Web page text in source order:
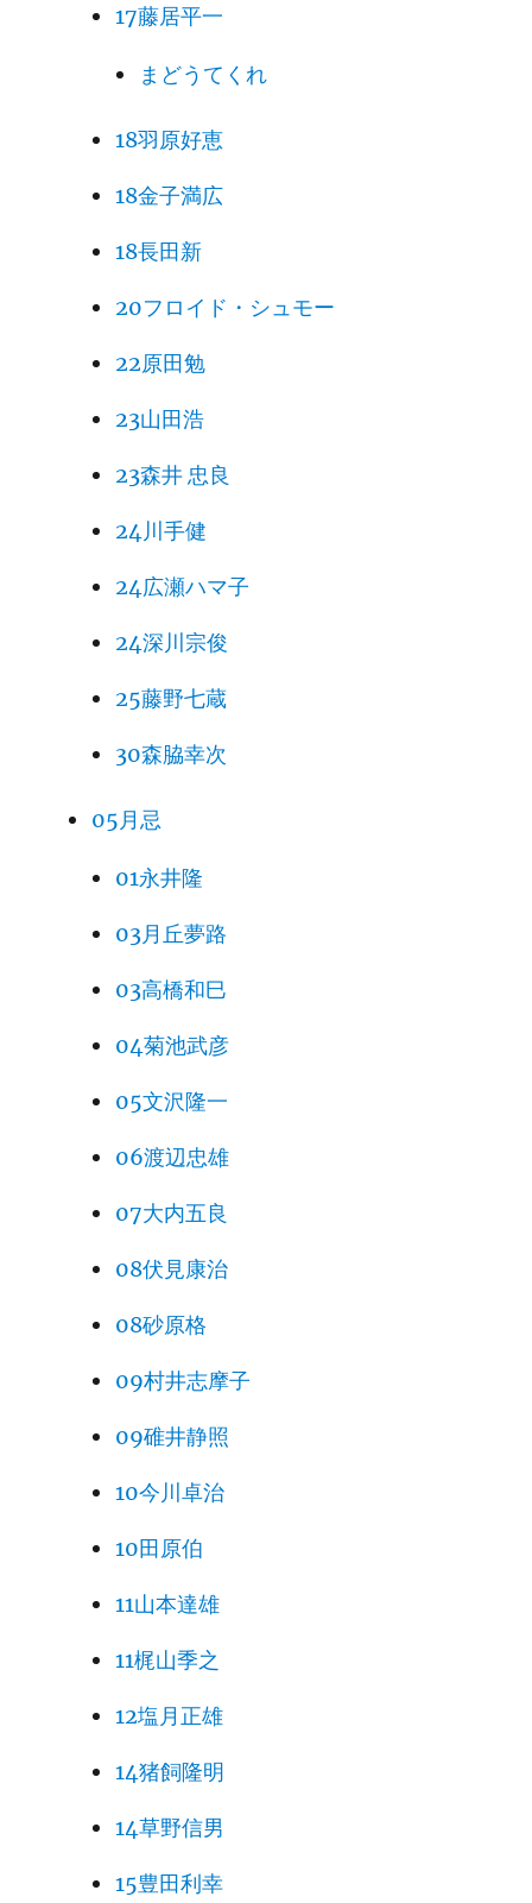
17藤居平一
まどうてくれ
18羽原好恵
18金子満広
18長田新
20フロイド・シュモー
22原田勉
23山田浩
23森井 忠良
24川手健
24広瀬ハマ子
24深川宗俊
25藤野七蔵
30森脇幸次
05月忌
01永井隆
03月丘夢路
03高橋和巳
04菊池武彦
05文沢隆一
06渡辺忠雄
07大内五良
08伏見康治
08砂原格
09村井志摩子
09碓井静照
10今川卓治
10田原伯
11山本達雄
11梶山季之
12塩月正雄
14猪飼隆明
14草野信男
15豊田利幸